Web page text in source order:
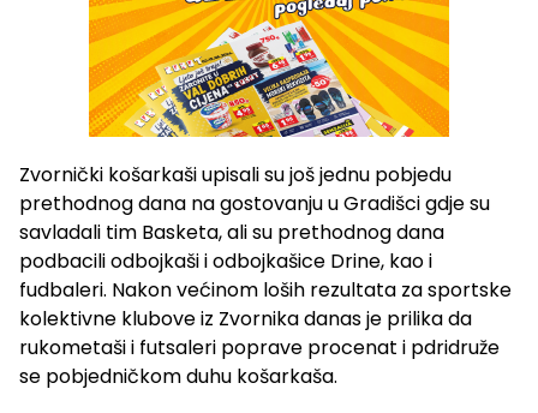
Zvornički košarkaši upisali su još jednu pobjedu
prethodnog dana na gostovanju u Gradišci gdje su
savladali tim Basketa, ali su prethodnog dana
podbacili odbojkaši i odbojkašice Drine, kao i
fudbaleri. Nakon većinom loših rezultata za sportske
kolektivne klubove iz Zvornika danas je prilika da
rukometaši i futsaleri poprave procenat i pdridruže
se pobjedničkom duhu košarkaša.